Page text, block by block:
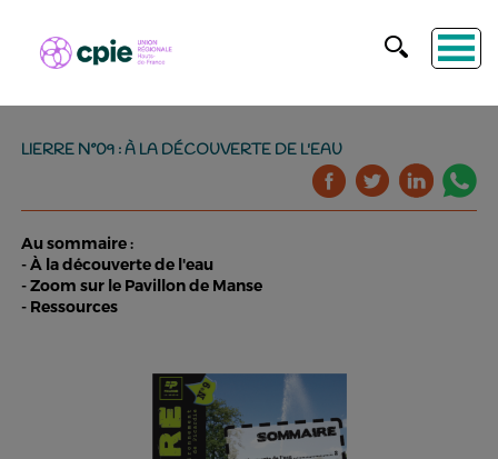
LIERRE N°09 : À LA DÉCOUVERTE DE L'EAU
Au sommaire :
- À la découverte de l'eau
- Zoom sur le Pavillon de Manse
- Ressources